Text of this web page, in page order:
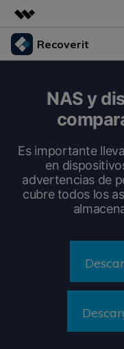
Productos destacados
Utilidades
Empresas
Sala de prensa
Recoverit
Recoverit
Líder en
Recupera
Funciones
Recuperar de
Recuperar Medios
Escenarios de
Recursos
Por qué Recoverit
Experto en
Historias de
NAS y
Es importante
en
advertencias de
cubre todos los